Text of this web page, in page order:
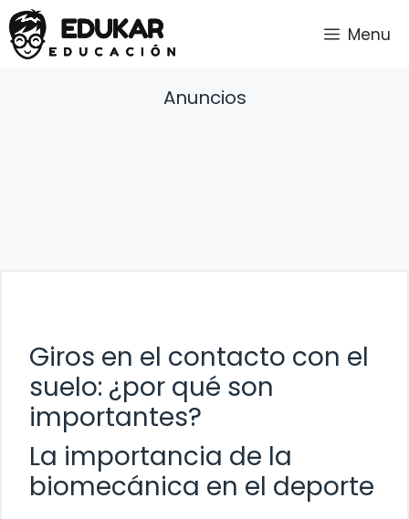
Saltar
al
contenido
Menu
Anuncios
Giros en el contacto con el
suelo: ¿por qué son
importantes?
La importancia de la
biomecánica en el deporte